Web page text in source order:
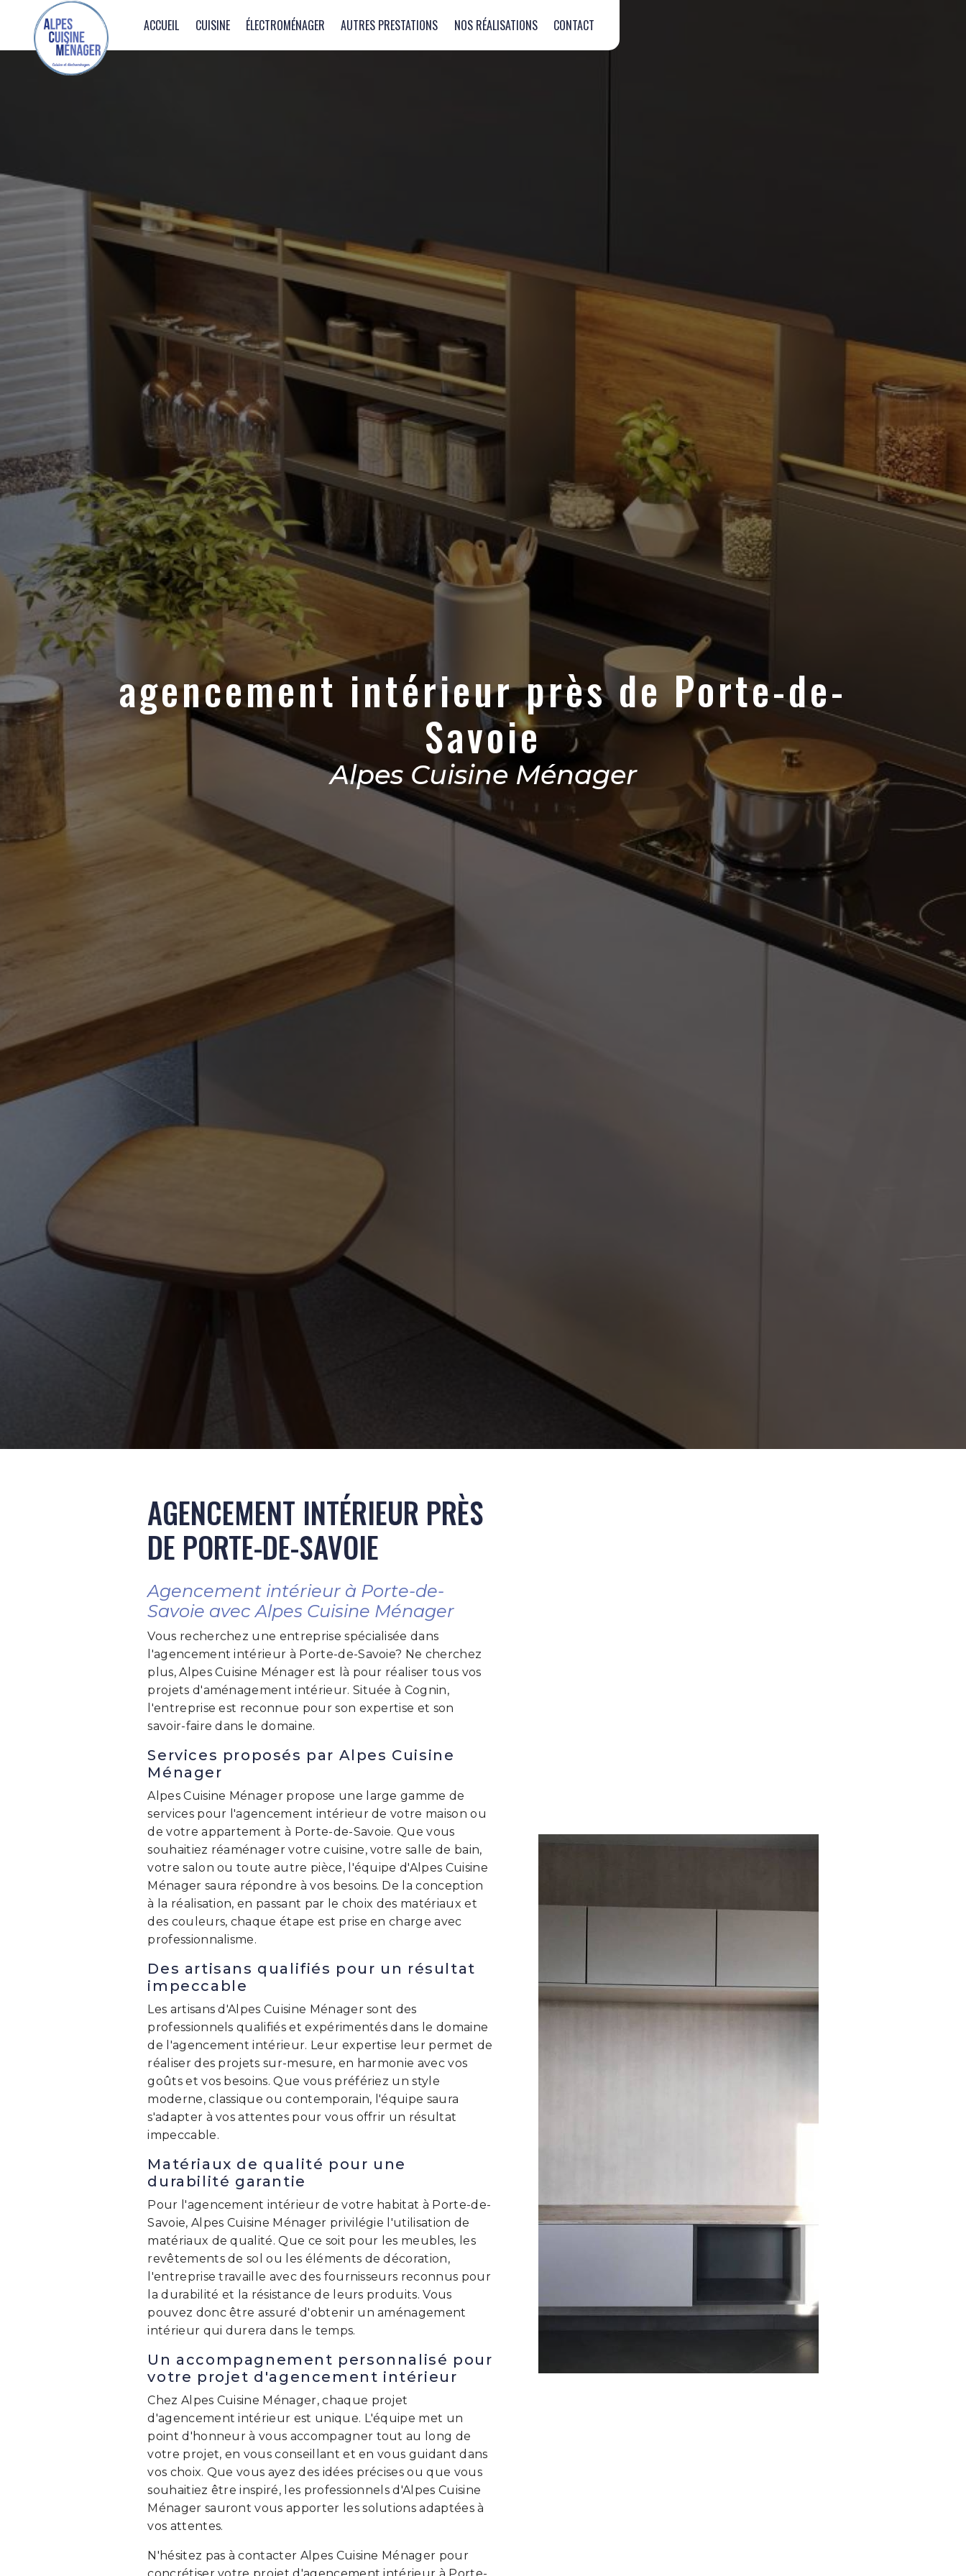
ACCUEIL CUISINE ÉLECTROMÉNAGER AUTRES PRESTATIONS NOS RÉALISATIONS CONTACT
agencement intérieur près de Porte-de-
Savoie
Alpes Cuisine Ménager
AGENCEMENT INTÉRIEUR PRÈS
DE PORTE-DE-SAVOIE
Agencement intérieur à Porte-de-
Savoie avec Alpes Cuisine Ménager
Vous recherchez une entreprise spécialisée dans
l'agencement intérieur à Porte-de-Savoie? Ne cherchez
plus, Alpes Cuisine Ménager est là pour réaliser tous vos
projets d'aménagement intérieur. Située à Cognin,
l'entreprise est reconnue pour son expertise et son
savoir-faire dans le domaine.
Services proposés par Alpes Cuisine
Ménager
Alpes Cuisine Ménager propose une large gamme de
services pour l'agencement intérieur de votre maison ou
de votre appartement à Porte-de-Savoie. Que vous
souhaitiez réaménager votre cuisine, votre salle de bain,
votre salon ou toute autre pièce, l'équipe d'Alpes Cuisine
Ménager saura répondre à vos besoins. De la conception
à la réalisation, en passant par le choix des matériaux et
des couleurs, chaque étape est prise en charge avec
professionnalisme.
Des artisans qualifiés pour un résultat
impeccable
Les artisans d'Alpes Cuisine Ménager sont des
professionnels qualifiés et expérimentés dans le domaine
de l'agencement intérieur. Leur expertise leur permet de
réaliser des projets sur-mesure, en harmonie avec vos
goûts et vos besoins. Que vous préfériez un style
moderne, classique ou contemporain, l'équipe saura
s'adapter à vos attentes pour vous offrir un résultat
impeccable.
Matériaux de qualité pour une
durabilité garantie
Pour l'agencement intérieur de votre habitat à Porte-de-
Savoie, Alpes Cuisine Ménager privilégie l'utilisation de
matériaux de qualité. Que ce soit pour les meubles, les
revêtements de sol ou les éléments de décoration,
l'entreprise travaille avec des fournisseurs reconnus pour
la durabilité et la résistance de leurs produits. Vous
pouvez donc être assuré d'obtenir un aménagement
intérieur qui durera dans le temps.
Un accompagnement personnalisé pour
votre projet d'agencement intérieur
Chez Alpes Cuisine Ménager, chaque projet
d'agencement intérieur est unique. L'équipe met un
point d'honneur à vous accompagner tout au long de
votre projet, en vous conseillant et en vous guidant dans
vos choix. Que vous ayez des idées précises ou que vous
souhaitiez être inspiré, les professionnels d'Alpes Cuisine
Ménager sauront vous apporter les solutions adaptées à
vos attentes.
N'hésitez pas à contacter Alpes Cuisine Ménager pour
Panneau de gestion des cookies